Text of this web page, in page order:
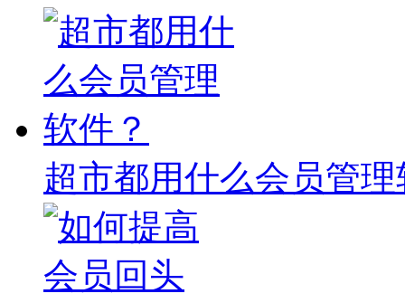
超市都用什么会员管